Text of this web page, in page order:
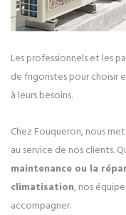
Les professionnels et les
de frigoristes pour choisir
à leurs besoins.
Chez Fouqueron, nous
au service de nos clients.
maintenance ou la
climatisation, nos
accompagner.